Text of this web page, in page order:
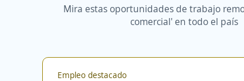
Mira estas oportunidades de trabajo
comercial' en todo el país
Empleo destacado